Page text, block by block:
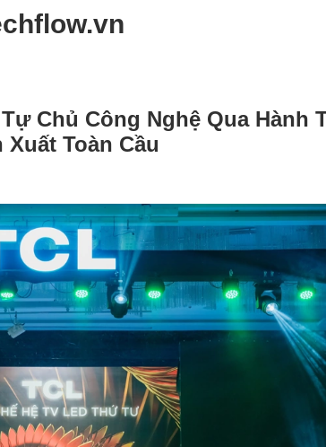
Chủ Công Nghệ Qua Hành
Toàn Cầu